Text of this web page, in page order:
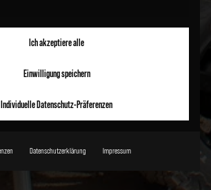
Ich akzeptiere alle
Einwilligung speichern
Individuelle Datenschutz-Präferenzen
Datenschutzerklärung Impressum